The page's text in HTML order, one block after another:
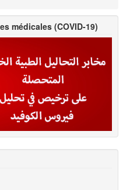
médicales (COVID-19)